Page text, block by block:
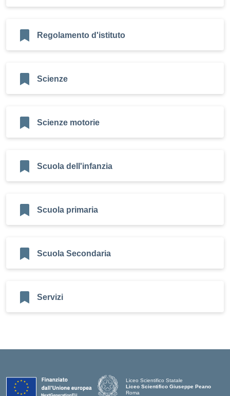
Regolamento d'istituto
Scienze
Scienze motorie
Scuola dell'infanzia
Scuola primaria
Scuola Secondaria
Servizi
Liceo Scientifico Statale
Liceo Scientifico Giuseppe Peano
Roma